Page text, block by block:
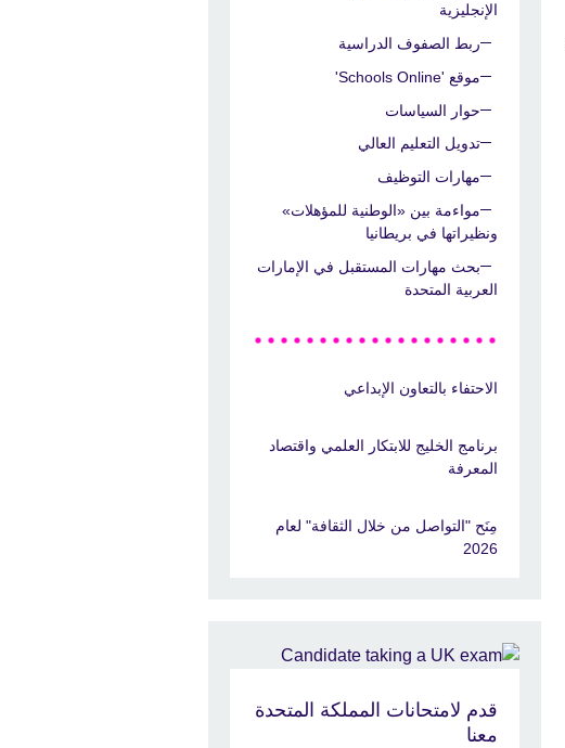
الإنجليزية
ربط الصفوف الدراسية
موقع 'Schools Online'
حوار السياسات
تدويل التعليم العالي
مهارات التوظيف
مواءمة بين «الوطنية للمؤهلات»
ونظيراتها في بريطانيا
بحث مهارات المستقبل في الإمارات
العربية المتحدة
الاحتفاء بالتعاون الإبداعي
برنامج الخليج للابتكار العلمي واقتصاد
المعرفة
مِنَح "التواصل من خلال الثقافة" لعام
2026
قدم لامتحانات المملكة المتحدة
معنا